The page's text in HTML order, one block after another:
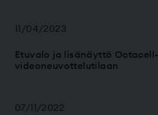
11/04/2023
Etuvalo ja lisänäyttö Octacell-
videoneuvottelutilaan
07/11/2022